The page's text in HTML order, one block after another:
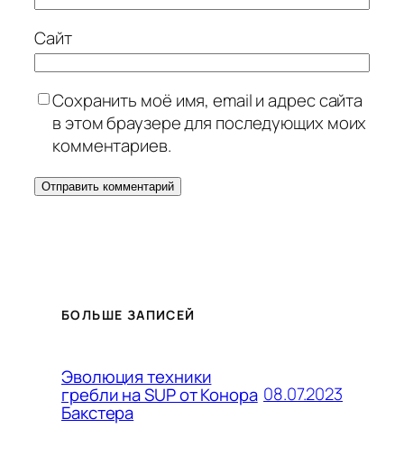
Сайт
Сохранить моё имя, email и адрес сайта
в этом браузере для последующих моих
комментариев.
БОЛЬШЕ ЗАПИСЕЙ
Эволюция техники
гребли на SUP от Конора
Бакстера
08.07.2023